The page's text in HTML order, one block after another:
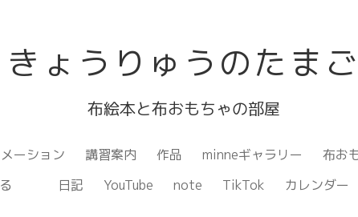
きょうりゅうのたまご
布絵本と布おもちゃの部屋
ーション 講習案内 作品 minneギャラリー 布お
る
日記 YouTube note TikTok カレンダー